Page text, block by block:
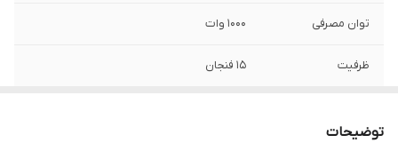
توان مصرفی ۱۰۰۰ وات
ظرفیت ۱۵ فنجان
توضیحات